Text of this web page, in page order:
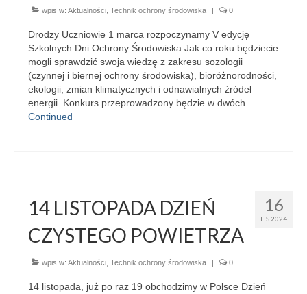
wpis w: Aktualności Technik ochrony środowiska | 0
Drodzy Uczniowie 1 marca rozpoczynamy V edycję
Szkolnych Dni Ochrony Środowiska Jak co roku będziecie
mogli sprawdzić swoja wiedzę z zakresu sozologii
(czynnej i biernej ochrony środowiska), bioróżnorodności,
ekologii, zmian klimatycznych i odnawialnych źródeł
energii. Konkurs przeprowadzony będzie w dwóch …
Continued
16
LIS 2024
14 LISTOPADA DZIEŃ
CZYSTEGO POWIETRZA
wpis w: Aktualności Technik ochrony środowiska | 0
14 listopada, już po raz 19 obchodzimy w Polsce Dzień